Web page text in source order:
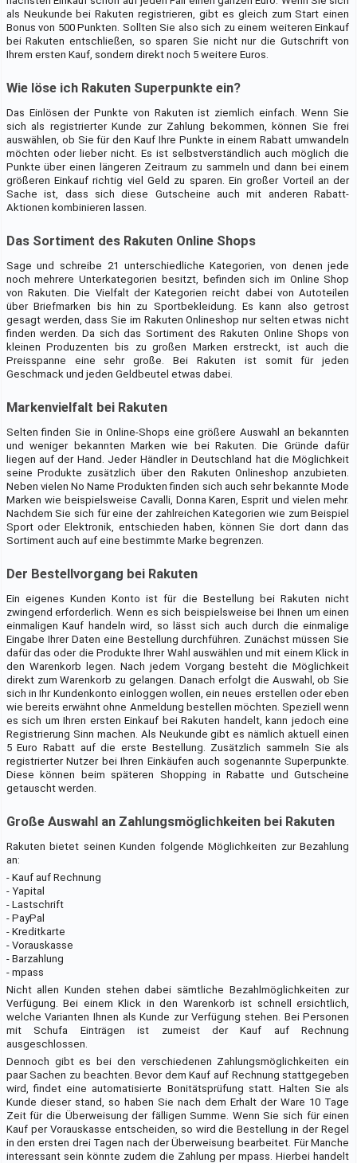
als Neukunde bei Rakuten registrieren, gibt es gleich zum Start einen
Bonus von 500 Punkten. Sollten Sie also sich zu einem weiteren Einkauf
bei Rakuten entschließen, so sparen Sie nicht nur die Gutschrift von
Ihrem ersten Kauf, sondern direkt noch 5 weitere Euros.
Wie löse ich Rakuten Superpunkte ein?
Das Einlösen der Punkte von Rakuten ist ziemlich einfach. Wenn Sie
sich als registrierter Kunde zur Zahlung bekommen, können Sie frei
auswählen, ob Sie für den Kauf Ihre Punkte in einem Rabatt umwandeln
möchten oder lieber nicht. Es ist selbstverständlich auch möglich die
Punkte über einen längeren Zeitraum zu sammeln und dann bei einem
größeren Einkauf richtig viel Geld zu sparen. Ein großer Vorteil an der
Sache ist, dass sich diese Gutscheine auch mit anderen Rabatt-
Aktionen kombinieren lassen.
Das Sortiment des Rakuten Online Shops
Sage und schreibe 21 unterschiedliche Kategorien, von denen jede
noch mehrere Unterkategorien besitzt, befinden sich im Online Shop
von Rakuten. Die Vielfalt der Kategorien reicht dabei von Autoteilen
über Briefmarken bis hin zu Sportbekleidung. Es kann also getrost
gesagt werden, dass Sie im Rakuten Onlineshop nur selten etwas nicht
finden werden. Da sich das Sortiment des Rakuten Online Shops von
kleinen Produzenten bis zu großen Marken erstreckt, ist auch die
Preisspanne eine sehr große. Bei Rakuten ist somit für jeden
Geschmack und jeden Geldbeutel etwas dabei.
Markenvielfalt bei Rakuten
Selten finden Sie in Online-Shops eine größere Auswahl an bekannten
und weniger bekannten Marken wie bei Rakuten. Die Gründe dafür
liegen auf der Hand. Jeder Händler in Deutschland hat die Möglichkeit
seine Produkte zusätzlich über den Rakuten Onlineshop anzubieten.
Neben vielen No Name Produkten finden sich auch sehr bekannte Mode
Marken wie beispielsweise Cavalli, Donna Karen, Esprit und vielen mehr.
Nachdem Sie sich für eine der zahlreichen Kategorien wie zum Beispiel
Sport oder Elektronik, entschieden haben, können Sie dort dann das
Sortiment auch auf eine bestimmte Marke begrenzen.
Der Bestellvorgang bei Rakuten
Ein eigenes Kunden Konto ist für die Bestellung bei Rakuten nicht
zwingend erforderlich. Wenn es sich beispielsweise bei Ihnen um einen
einmaligen Kauf handeln wird, so lässt sich auch durch die einmalige
Eingabe Ihrer Daten eine Bestellung durchführen. Zunächst müssen Sie
dafür das oder die Produkte Ihrer Wahl auswählen und mit einem Klick in
den Warenkorb legen. Nach jedem Vorgang besteht die Möglichkeit
direkt zum Warenkorb zu gelangen. Danach erfolgt die Auswahl, ob Sie
sich in Ihr Kundenkonto einloggen wollen, ein neues erstellen oder eben
wie bereits erwähnt ohne Anmeldung bestellen möchten. Speziell wenn
es sich um Ihren ersten Einkauf bei Rakuten handelt, kann jedoch eine
Registrierung Sinn machen. Als Neukunde gibt es nämlich aktuell einen
5 Euro Rabatt auf die erste Bestellung. Zusätzlich sammeln Sie als
registrierter Nutzer bei Ihren Einkäufen auch sogenannte Superpunkte.
Diese können beim späteren Shopping in Rabatte und Gutscheine
getauscht werden.
Große Auswahl an Zahlungsmöglichkeiten bei Rakuten
Rakuten bietet seinen Kunden folgende Möglichkeiten zur Bezahlung
an:
- Kauf auf Rechnung
- Yapital
- Lastschrift
- PayPal
- Kreditkarte
- Vorauskasse
- Barzahlung
- mpass
Nicht allen Kunden stehen dabei sämtliche Bezahlmöglichkeiten zur
Verfügung. Bei einem Klick in den Warenkorb ist schnell ersichtlich,
welche Varianten Ihnen als Kunde zur Verfügung stehen. Bei Personen
mit Schufa Einträgen ist zumeist der Kauf auf Rechnung
ausgeschlossen.
Dennoch gibt es bei den verschiedenen Zahlungsmöglichkeiten ein
paar Sachen zu beachten. Bevor dem Kauf auf Rechnung stattgegeben
wird, findet eine automatisierte Bonitätsprüfung statt. Halten Sie als
Kunde dieser stand, so haben Sie nach dem Erhalt der Ware 10 Tage
Zeit für die Überweisung der fälligen Summe. Wenn Sie sich für einen
Kauf per Vorauskasse entscheiden, so wird die Bestellung in der Regel
in den ersten drei Tagen nach der Überweisung bearbeitet. Für Manche
interessant sein könnte zudem die Zahlung per mpass. Hierbei handelt